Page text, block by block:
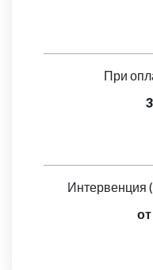
При
Интервенция